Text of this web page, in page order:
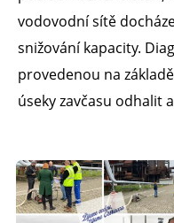
vodovodní sítě
snižování kapacity.
provedenou na
úseky zavčasu odhalit